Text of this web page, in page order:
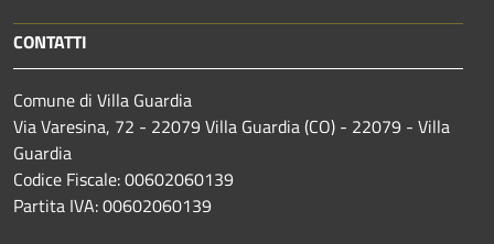
CONTATTI
Comune di Villa Guardia
Via Varesina, 72 - 22079 Villa Guardia (CO) - 22079 - Villa
Guardia
Codice Fiscale: 00602060139
Partita IVA: 00602060139